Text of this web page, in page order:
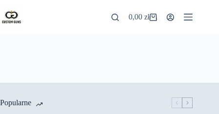
0,00zł
Popularne